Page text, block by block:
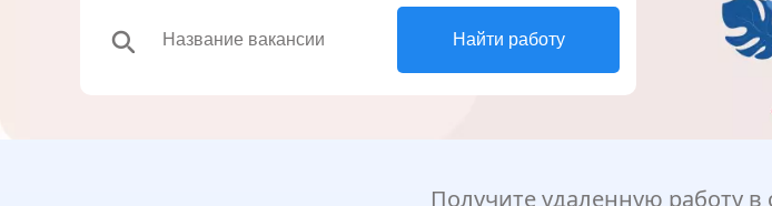
search Найти работу
Получите удаленную работу